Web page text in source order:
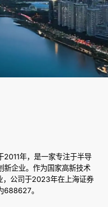
2011年，是一家专注于半导
新企业。作为国家高新技术
，公司于2023年在上海证券
688627。